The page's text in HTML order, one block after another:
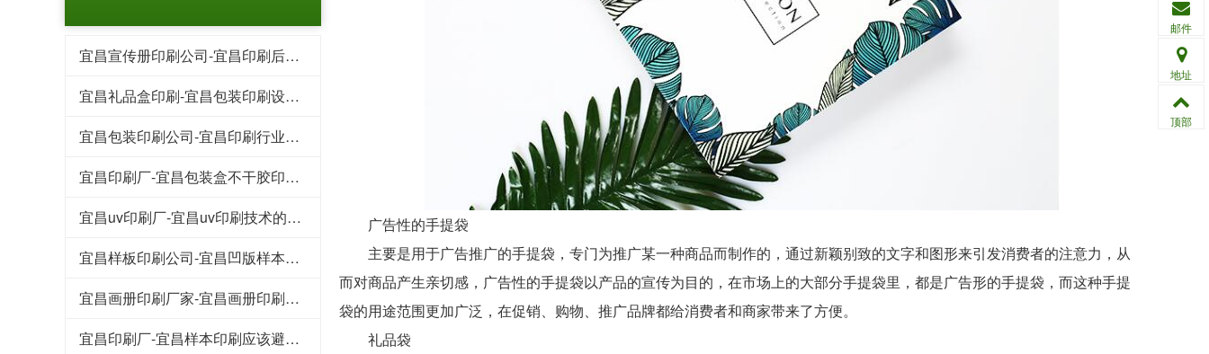
宜昌宣传册印刷公司-宜昌印刷后常见的工艺特点
宜昌礼品盒印刷-宜昌包装印刷设计行业的规范
宜昌包装印刷公司-宜昌印刷行业的这些专业术语
宜昌印刷厂-宜昌包装盒不干胶印刷基本知识和技巧
宜昌uv印刷厂-宜昌uv印刷技术的好处
宜昌样板印刷公司-宜昌凹版样本印刷工艺
宜昌画册印刷厂家-宜昌画册印刷知识点
宜昌印刷厂-宜昌样本印刷应该避免的八大浪费
广告性的手提袋
主要是用于广告推广的手提袋，专门为推广某一种商品而制作的，通过新颖别致的文字和图形来引发消费者的注意力，从
而对商品产生亲切感，广告性的手提袋以产品的宣传为目的，在市场上的大部分手提袋里，都是广告形的手提袋，而这种手提
袋的用途范围更加广泛，在促销、购物、推广品牌都给消费者和商家带来了方便。
礼品袋
邮件
地址
顶部